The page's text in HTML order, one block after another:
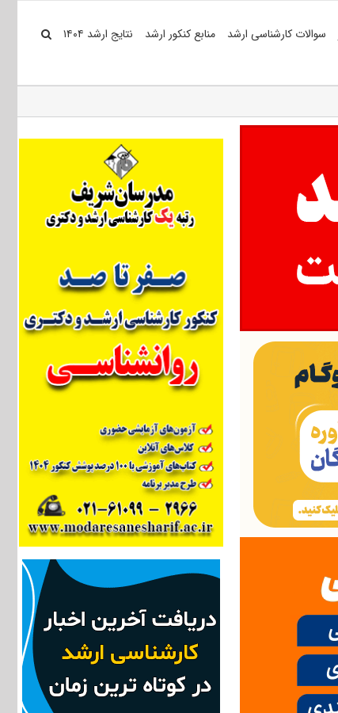
سوالات کارشناسی ارشد منابع کنکور ارشد نتایج ارشد ۱۴۰۴